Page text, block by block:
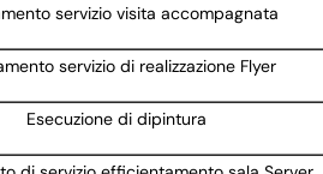
servizio visita accompagnata
servizio di realizzazione Flyer
Esecuzione di dipintura